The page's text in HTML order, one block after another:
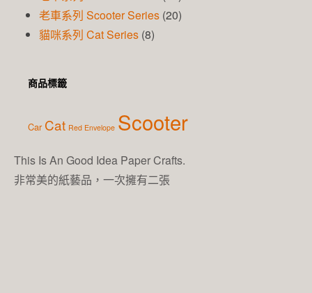
老車系列 Scooter Series (20)
貓咪系列 Cat Series (8)
商品標籤
Car Cat Red Envelope Scooter
This Is An Good Idea Paper Crafts.
非常美的紙藝品，一次擁有二張